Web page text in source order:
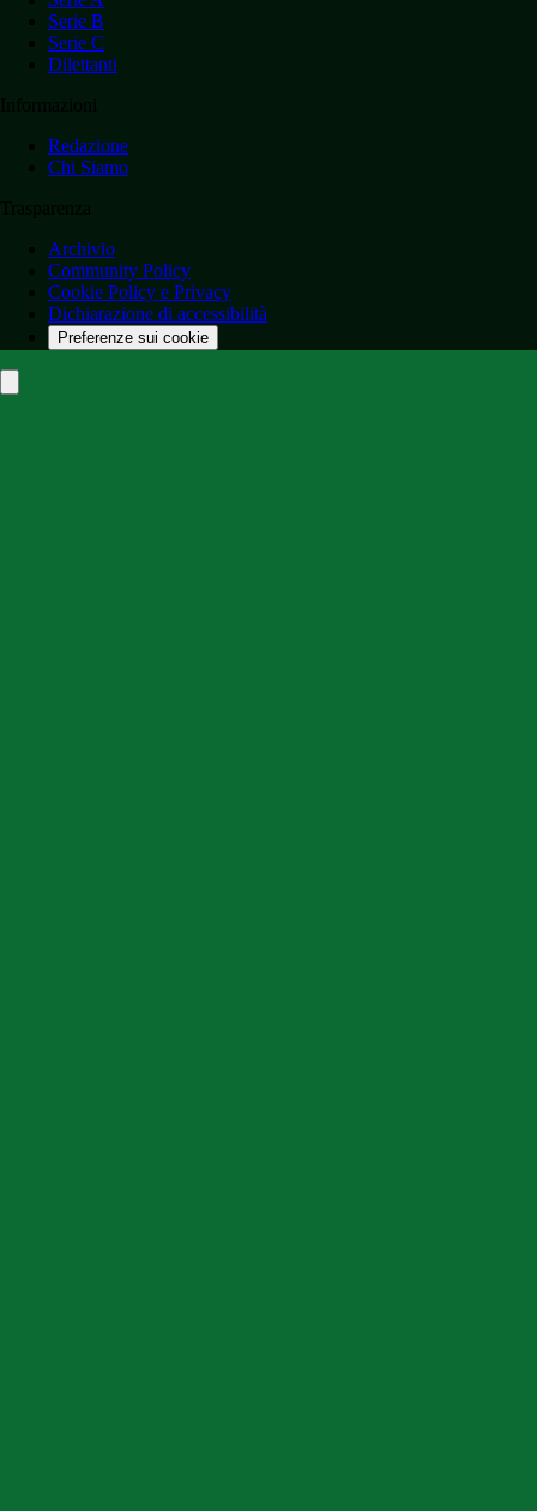
Serie B
Serie C
Dilettanti
Redazione
Chi Siamo
Archivio
Community Policy
Cookie Policy e Privacy
Dichiarazione di accessibilità
Preferenze sui cookie